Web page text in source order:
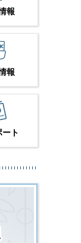
報
報
ト